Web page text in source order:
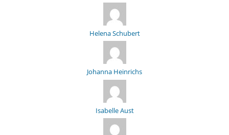
Helena Schubert
Johanna Heinrichs
Isabelle Aust